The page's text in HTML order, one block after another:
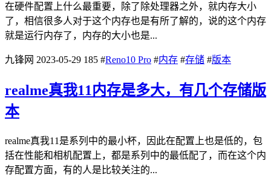
在硬件配置上什么最重要，除了除处理器之外，就内存大小
了，相信很多人对于这个内存也是有所了解的，说的这个内存
就是运行内存了，内存的大小也是...
九锋网 2023-05-29 185 #Reno10 Pro #内存 #存储 #版本
realme真我11内存是多大，有几个存储版
本
realme真我11是系列中的最小杯，因此在配置上也是低的，包
括在性能和相机配置上，都是系列中的最低配了，而在这个内
存配置方面，有的人是比较关注的...